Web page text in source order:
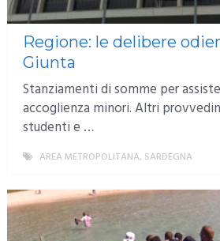
Regione: le delibere
Giunta
Stanziamenti di somme per
accoglienza minori. Altri
studenti e …
AREA METROPOLITANA, SARDEGNA